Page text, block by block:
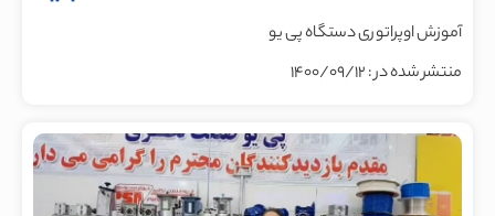
آموزش اوپراتوری دستگاه پی یو
منتشر شده در : 1400/09/12